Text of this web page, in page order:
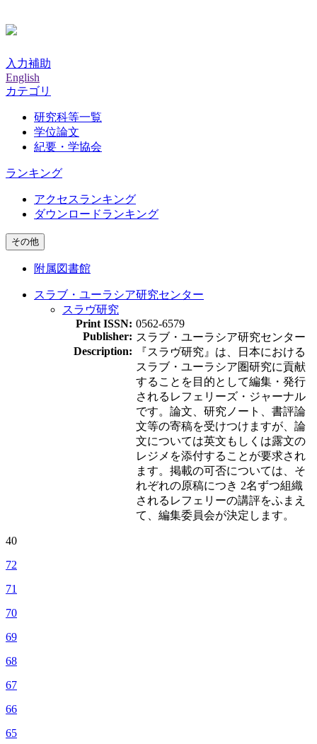
入力補助
English
カテゴリ
研究科等一覧
学位論文
紀要・学協会
ランキング
アクセスランキング
ダウンロードランキング
その他
附属図書館
スラブ・ユーラシア研究センター
スラヴ研究
Print ISSN: 0562-6579
Publisher: スラブ・ユーラシア研究センター
Description:
『スラヴ研究』は、日本における
スラブ・ユーラシア圏研究に貢献
することを目的として編集・発行
されるレフェリーズ・ジャーナル
です。論文、研究ノート、書評論
文等の寄稿を受けつけますが、論
文については英文もしくは露文の
レジメを添付することが要求され
ます。掲載の可否については、そ
れぞれの原稿につき 2名ずつ組織
されるレフェリーの講評をふまえ
て、編集委員会が決定します。
40
72
71
70
69
68
67
66
65